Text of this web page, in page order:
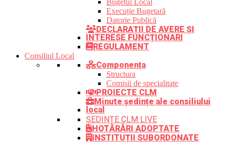
Bugetul Local
Execuție Bugetară
Datorie Publică
DECLARAȚII DE AVERE ȘI
INTERESE FUNCȚIONARI
REGULAMENT
Consiliul Local
Componența
Structura
Comisii de specialitate
PROIECTE CLM
Minute ședințe ale consiliului
local
ȘEDINȚE CLM LIVE
HOTĂRÂRI ADOPTATE
INSTITUȚII SUBORDONATE